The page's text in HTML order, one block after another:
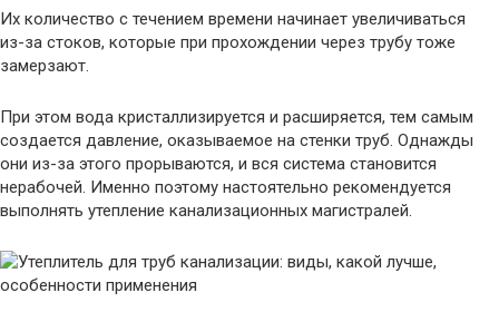
Их количество с течением времени начинает увеличиваться
из-за стоков, которые при прохождении через трубу тоже
замерзают.
При этом вода кристаллизируется и расширяется, тем самым
создается давление, оказываемое на стенки труб. Однажды
они из-за этого прорываются, и вся система становится
нерабочей. Именно поэтому настоятельно рекомендуется
выполнять утепление канализационных магистралей.